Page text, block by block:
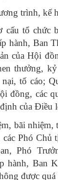
trình, kế
cấu tổ chức
hành, Ban
của Hội
thưởng,
nại, tố cáo;
đồng, các
của Điều
bãi nhiệm,
Phó Chủ
Phó
hành, Ban
được